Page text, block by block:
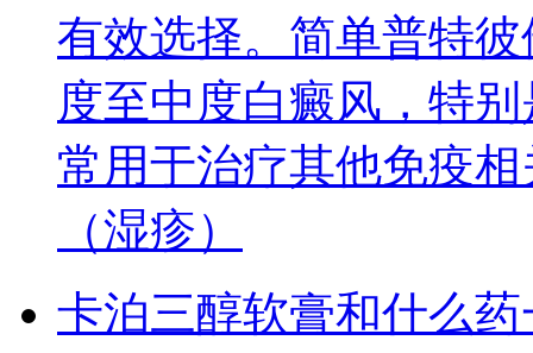
有效选择。简单普特
度至中度白癜风，特
常用于治疗其他免疫
（湿疹）
卡泊三醇软膏和什么